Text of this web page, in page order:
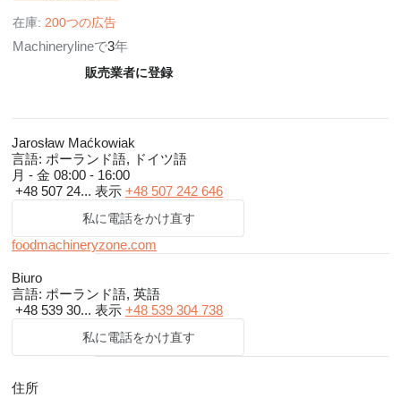
在庫: 200つの広告
Machinerylineで3年
販売業者に登録
Jarosław Maćkowiak
言語: ポーランド語, ドイツ語
月 - 金 08:00 - 16:00
+48 507 24... 表示 +48 507 242 646
私に電話をかけ直す
foodmachineryzone.com
Biuro
言語: ポーランド語, 英語
+48 539 30... 表示 +48 539 304 738
私に電話をかけ直す
住所